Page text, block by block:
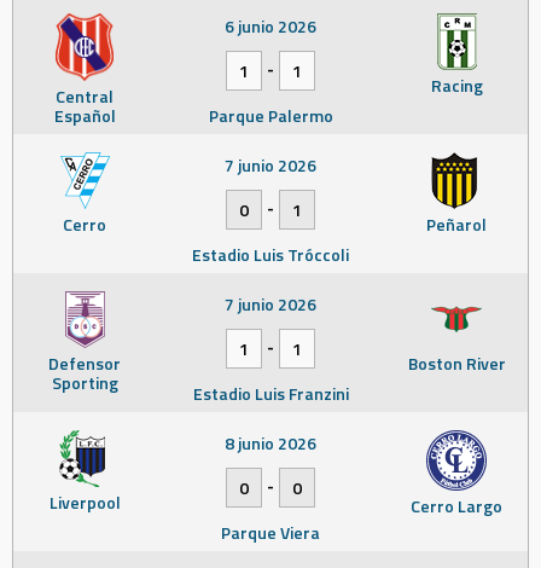
Central
Español
Racing
6 junio 2026
1
-
1
Parque Palermo
Cerro Peñarol
7 junio 2026
0
-
1
Estadio Luis Tróccoli
Defensor
Sporting
Boston River
7 junio 2026
1
-
1
Estadio Luis Franzini
Liverpool Cerro Largo
8 junio 2026
0
-
0
Parque Viera